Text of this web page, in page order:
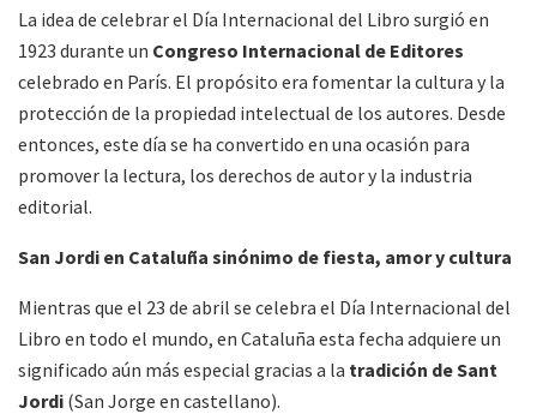
La idea de celebrar el Día Internacional del Libro surgió en
1923 durante un Congreso Internacional de Editores
celebrado en París. El propósito era fomentar la cultura y la
protección de la propiedad intelectual de los autores. Desde
entonces, este día se ha convertido en una ocasión para
promover la lectura, los derechos de autor y la industria
editorial.
San Jordi en Cataluña sinónimo de fiesta, amor y cultura
Mientras que el 23 de abril se celebra el Día Internacional del
Libro en todo el mundo, en Cataluña esta fecha adquiere un
significado aún más especial gracias a la tradición de Sant
Jordi (San Jorge en castellano).